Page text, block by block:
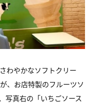
わやかなソフトクリー
、お店特製のフルーツソ
写真右の「いちごソース